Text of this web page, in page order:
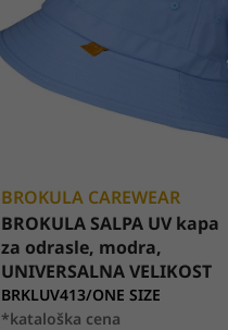
BROKULA CAREWEAR
BROKULA SALPA UV kapa
za odrasle, modra,
UNIVERSALNA VELIKOST
BRKLUV413/ONE SIZE
*kataloška cena